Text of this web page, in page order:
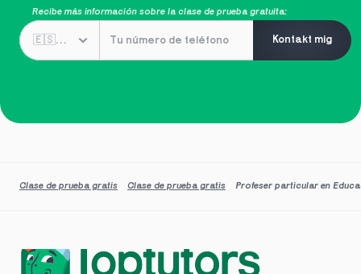
Recibe más información sobre la clase de prueba gratuita:
Kontakt mig
Clase de prueba gratis Clase de prueba gratis Profeser particular en